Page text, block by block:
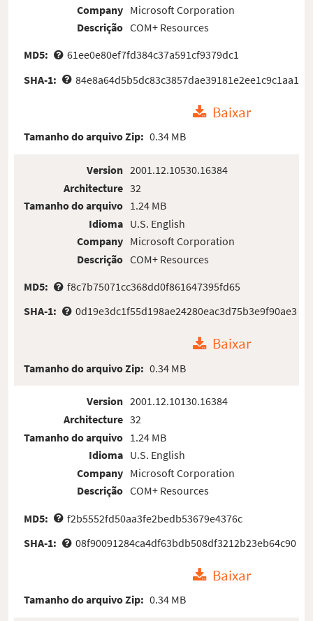
Company
Descrição
Microsoft Corporation
COM+ Resources
MD5:
61ee0e80ef7fd384c37a591cf9379dc1
SHA-1:
84e8a64d5b5dc83c3857dae39181e2ee1c9c1aa1
Baixar
Tamanho do arquivo Zip: 0.34 MB
Version
Architecture
Tamanho do arquivo
Idioma
Company
Descrição
2001.12.10530.16384
32
1.24 MB
U.S. English
Microsoft Corporation
COM+ Resources
MD5:
f8c7b75071cc368dd0f861647395fd65
SHA-1:
0d19e3dc1f55d198ae24280eac3d75b3e9f90ae3
Baixar
Tamanho do arquivo Zip: 0.34 MB
Version
Architecture
Tamanho do arquivo
Idioma
Company
Descrição
2001.12.10130.16384
32
1.24 MB
U.S. English
Microsoft Corporation
COM+ Resources
MD5:
f2b5552fd50aa3fe2bedb53679e4376c
SHA-1:
08f90091284ca4df63bdb508df3212b23eb64c90
Baixar
Tamanho do arquivo Zip: 0.34 MB